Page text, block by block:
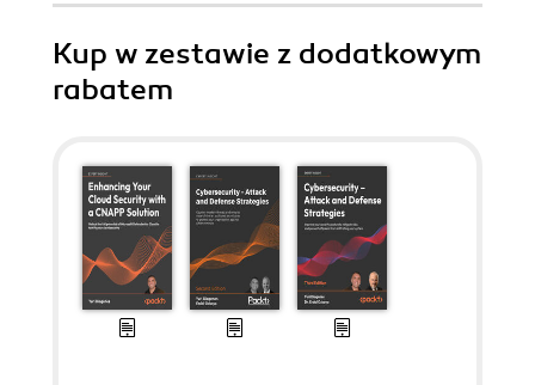
Kup w zestawie z dodatkowym
rabatem